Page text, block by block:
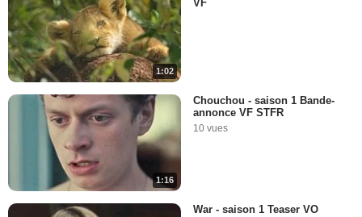
1:02
VF
1:16
Chouchou - saison 1 Bande-
annonce VF STFR
10 vues
War - saison 1 Teaser VO